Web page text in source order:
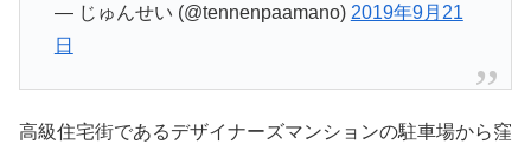
— じゅんせい (@tennenpaamano) 2019年9月21
日
高級住宅街であるデザイナーズマンションの駐車場から窪